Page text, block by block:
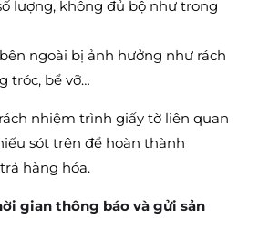
lượng, không đủ bộ như trong
ngoài bị ảnh hưởng như rách
tróc, bể vỡ…
nhiệm trình giấy tờ liên quan
sót trên để hoàn thành
hàng hóa.
gian thông báo và gửi sản